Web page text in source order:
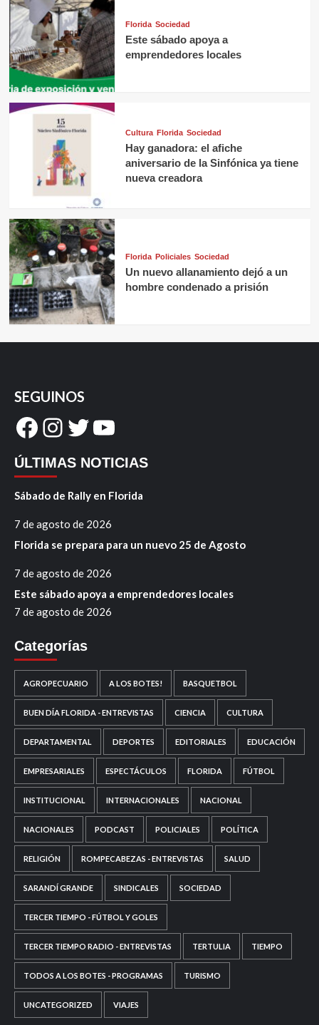
Florida Sociedad
Este sábado apoya a
emprendedores locales
Cultura Florida Sociedad
Hay ganadora: el afiche
aniversario de la Sinfónica ya tiene
nueva creadora
Florida Policiales Sociedad
Un nuevo allanamiento dejó a un
hombre condenado a prisión
SEGUINOS
Facebook
Instagram
Twitter
YouTube
ÚLTIMAS NOTICIAS
Sábado de Rally en Florida
7 de agosto de 2026
Florida se prepara para un nuevo 25 de Agosto
7 de agosto de 2026
Este sábado apoya a emprendedores locales
7 de agosto de 2026
Categorías
AGROPECUARIO A LOS BOTES! BASQUETBOL
BUEN DÍA FLORIDA - ENTREVISTAS CIENCIA CULTURA
DEPARTAMENTAL DEPORTES EDITORIALES EDUCACIÓN
EMPRESARIALES ESPECTÁCULOS FLORIDA FÚTBOL
INSTITUCIONAL INTERNACIONALES NACIONAL
NACIONALES PODCAST POLICIALES POLÍTICA
RELIGIÓN ROMPECABEZAS - ENTREVISTAS SALUD
SARANDÍ GRANDE SINDICALES SOCIEDAD
TERCER TIEMPO - FÚTBOL Y GOLES
TERCER TIEMPO RADIO - ENTREVISTAS TERTULIA TIEMPO
TODOS A LOS BOTES - PROGRAMAS TURISMO
UNCATEGORIZED VIAJES